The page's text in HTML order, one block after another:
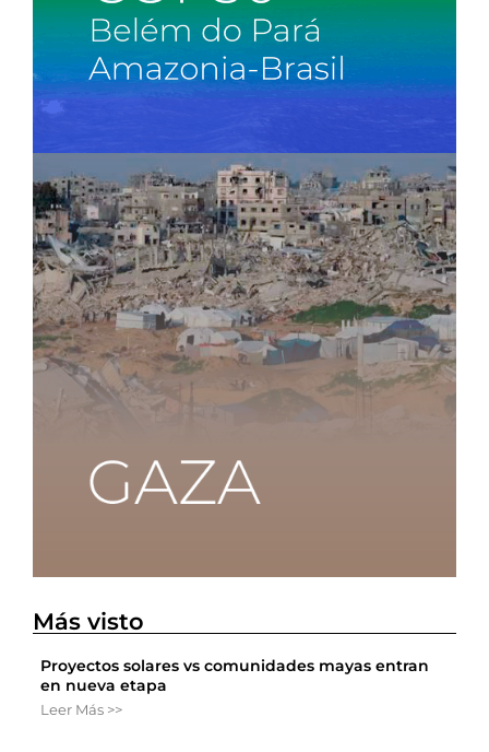
Más visto
Proyectos solares vs comunidades mayas entran
en nueva etapa
Leer Más >>